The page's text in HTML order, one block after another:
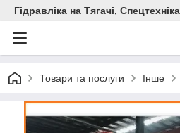
Гідравліка на Тягачі,
Товари та послуги Інше